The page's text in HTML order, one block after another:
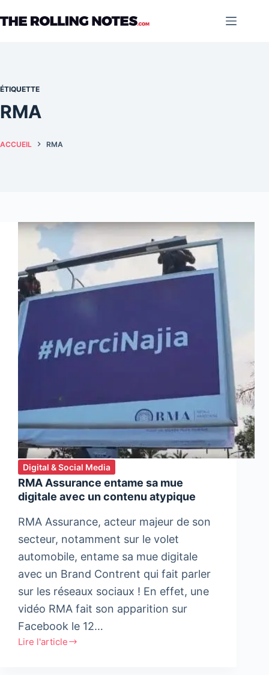
au
ÉTIQUETTE
RMA
ACCUEIL RMA
Digital & Social Media
RMA Assurance entame sa mue
digitale avec un contenu atypique
RMA Assurance, acteur majeur de son
secteur, notamment sur le volet
automobile, entame sa mue digitale
avec un Brand Contrent qui fait parler
sur les réseaux sociaux ! En effet, une
vidéo RMA fait son apparition sur
Facebook le 12…
Lire l'article
RMA